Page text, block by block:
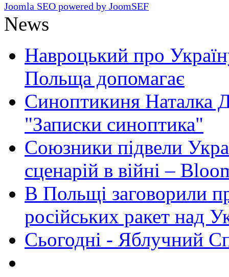
Joomla SEO powered by JoomSEF
News
Навроцький про
Польща допомагає
Синоптикиня Наталка
"Записки синоптика"
Союзники підвели
сценарій в війні –
В Польщі заговорили
російських ракет над
Сьогодні - Яблучний